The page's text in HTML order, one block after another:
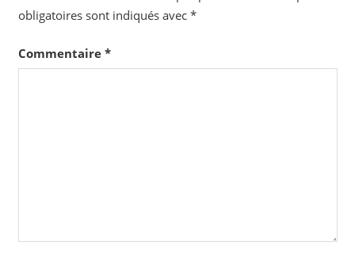
obligatoires sont indiqués avec *
Commentaire *